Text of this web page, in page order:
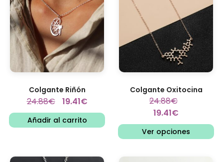
Colgante Riñón
24.88€ 19.41€
Añadir al carrito
Colgante Oxitocina
24.88€
19.41€
Ver opciones